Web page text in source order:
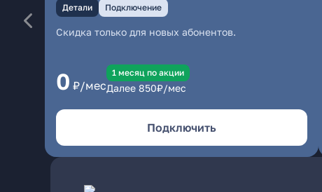
Детали Подключение
Скидка только для новых абонентов.
0 ₽/мес
1 месяц по акции
Далее 850₽/мес
Подключить